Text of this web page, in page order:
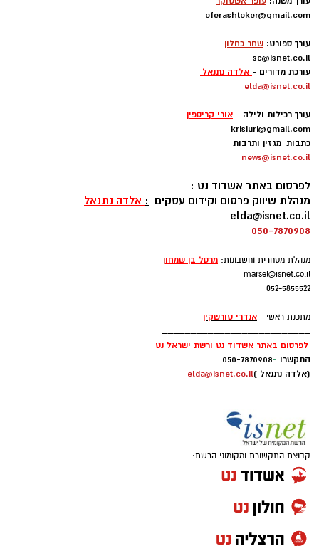
קודוס ווהאב, הסנטר הניגרי של מכבי אשדוד,
עם נחיתתו אמר ווהאב: "אני מאוד שמח להיות פה.
אני כבר מחכה בקוצר רוח להכיר את חברי לקבוצה
ולהתחיל לעבוד.
עקבתי אחרי הליגה בישראל ואני יודע שזו ליגה
טובה". ולאוהדי מכבי אשדוד אמר: "נגיע מוכנים לכל
משחק כדי לתת את הטוב ביותר. אני מחכה כבר
לפגוש אתכם במגרש".
מניגריה ואחרי כמה שנים בתיכונים הגיע לג'ורג'טאון
שם שיחק תחת פטריק יואינג. בעונתו השנייה
חסימות למשחק.
אחרי עונה אחת בחר לחזור לג'ורג'טאון לעונה
oferashtoker@gmail.com
עורך ספורט: שחר כחלון
sc@isnet.co.il
עורכת מדורים - אלדה נתנאל
elda@isnet.co.il
עורך רכילות ולילה - אורי קריספין
krisiuri@gmail.com
כתבות מגזין ותרבות
news@isnet.co.il
____________________________
לפרסום באתר אשדוד נט :
מנהלת שיווק פרסום וקידום עסקים : אלדה נתנאל
elda@isnet.co.il
050-7870908
_______________________________
מנהלת מסחרית וחשבונות: מרסל בן שמחון
marsel@isnet.co.il
052-5855522
-
מתכנת ראשי - אנדרי טורשקין
__________________________
לפרסום באתר אשדוד נט ורשת ישראל נט
התקשרו -
050-7870908
(אלדה נתנאל )elda@isnet.co.il
קבוצת התקשורת ומקומוני הרשת: